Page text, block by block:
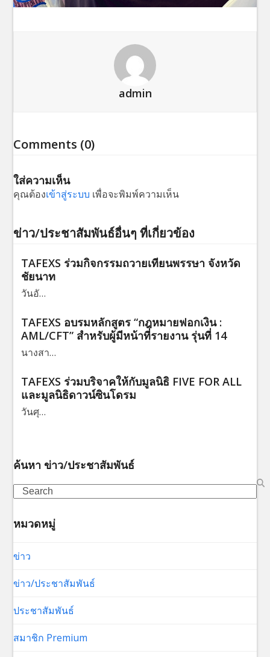
admin
Comments (0)
ใส่ความเห็น
คุณต้องเข้าสู่ระบบ เพื่อจะพิมพ์ความเห็น
ข่าว/ประชาสัมพันธ์อื่นๆ ที่เกี่ยวข้อง
TAFEXS ร่วมกิจกรรมถวายเทียนพรรษา จังหวัด
ชัยนาท
วันอั…
TAFEXS อบรมหลักสูตร “กฎหมายฟอกเงิน :
AML/CFT” สำหรับผู้มีหน้าที่รายงาน รุ่นที่ 14
นางสา…
TAFEXS ร่วมบริจาคให้กับมูลนิธิ FIVE FOR ALL
และมูลนิธิดาวน์ซินโดรม
วันศุ…
ค้นหา ข่าว/ประชาสัมพันธ์
Search
หมวดหมู่
ข่าว
ข่าว/ประชาสัมพันธ์
ประชาสัมพันธ์
สมาชิก Premium